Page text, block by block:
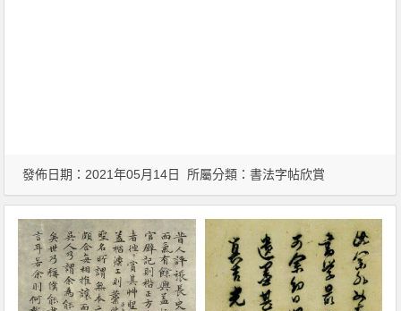
發佈日期：2021年05月14日 所屬分類：書法字帖欣賞